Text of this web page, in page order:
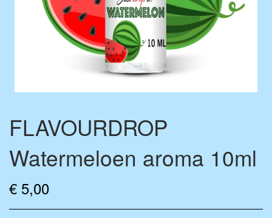
AROMA DRUPPELS
BASE VÆSKE
FLAVOURBALL ACCESSOIRES
MENGFLESSEN
MERCHANDISE
FLAVOURDROP
Watermeloen aroma 10ml
€ 5,00